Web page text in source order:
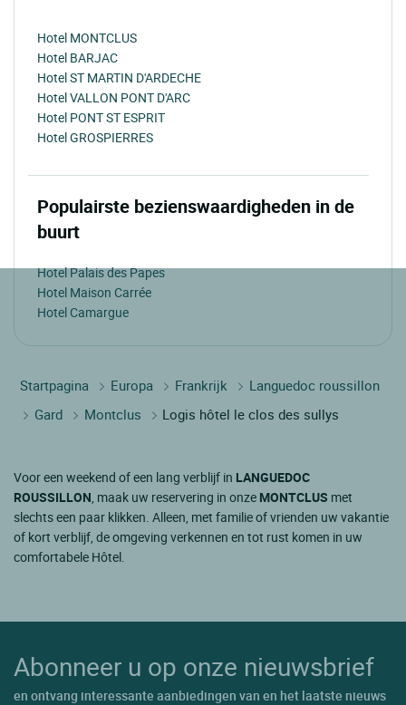
Hotel MONTCLUS
Hotel BARJAC
Hotel ST MARTIN D'ARDECHE
Hotel VALLON PONT D'ARC
Hotel PONT ST ESPRIT
Hotel GROSPIERRES
Populairste bezienswaardigheden in de
buurt
Hotel Palais des Papes
Hotel Maison Carrée
Hotel Camargue
Startpagina Europa Frankrijk
Languedoc roussillon
Gard
Montclus Logis hôtel le clos des sullys
Voor een weekend of een lang verblijf in LANGUEDOC
ROUSSILLON, maak uw reservering in onze MONTCLUS met
slechts een paar klikken. Alleen, met familie of vrienden uw vakantie
of kort verblijf, de omgeving verkennen en tot rust komen in uw
comfortabele Hôtel.
Abonneer u op onze nieuwsbrief
en ontvang interessante aanbiedingen van en het laatste nieuws